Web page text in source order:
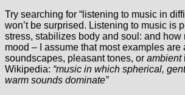
Try searching for “listening to music in
won’t be surprised. Listening to music is
stress, stabilizes body and soul: and how
mood – I assume that most examples
soundscapes, pleasant tones, or ambient
Wikipedia: “music in which spherical,
warm sounds dominate”